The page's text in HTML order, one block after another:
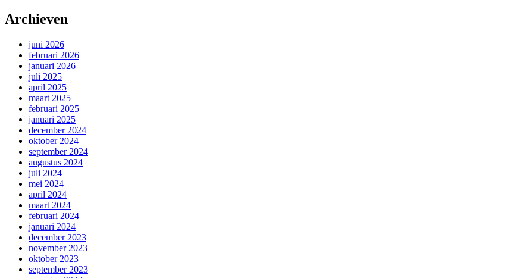
Archieven
juni 2026
februari 2026
januari 2026
juli 2025
april 2025
maart 2025
februari 2025
januari 2025
december 2024
oktober 2024
september 2024
augustus 2024
juli 2024
mei 2024
april 2024
maart 2024
februari 2024
januari 2024
december 2023
november 2023
oktober 2023
september 2023